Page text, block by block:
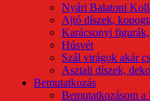
Nyári Balatoni
Ajtó díszek,
Karácsonyi
Húsvét
Szál virágok akár
Asztali díszek,
Bemutatkozás
Bemutatkozásom